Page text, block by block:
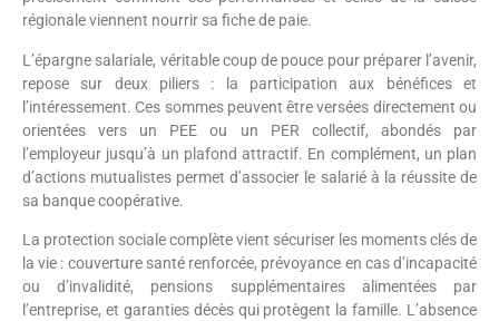
régionale viennent nourrir sa fiche de paie.
L’épargne salariale, véritable coup de pouce pour préparer l’avenir,
repose sur deux piliers : la participation aux bénéfices et
l’intéressement. Ces sommes peuvent être versées directement ou
orientées vers un PEE ou un PER collectif, abondés par
l’employeur jusqu’à un plafond attractif. En complément, un plan
d’actions mutualistes permet d’associer le salarié à la réussite de
sa banque coopérative.
La protection sociale complète vient sécuriser les moments clés de
la vie : couverture santé renforcée, prévoyance en cas d’incapacité
ou d’invalidité, pensions supplémentaires alimentées par
l’entreprise, et garanties décès qui protègent la famille. L’absence